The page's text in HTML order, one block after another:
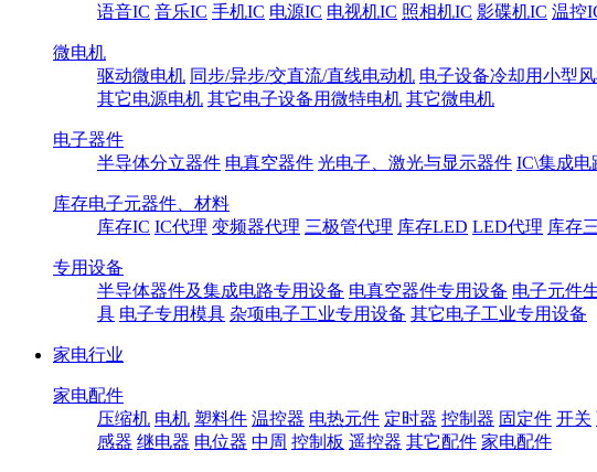
语音IC 音乐IC 手机IC 电源IC 电视机IC 照相机IC 影碟机IC 温控
微电机
驱动微电机 同步/异步/交直流/直线电动机 电子设备冷却用小型
其它电源电机 其它电子设备用微特电机 其它微电机
电子器件
半导体分立器件 电真空器件 光电子、激光与显示器件 IC\集成电
库存电子元器件、材料
库存IC IC代理 变频器代理 三极管代理 库存LED LED代理 库存
专用设备
半导体器件及集成电路专用设备 电真空器件专用设备 电子元件
具 电子专用模具 杂项电子工业专用设备 其它电子工业专用设备
家电行业
家电配件
压缩机 电机 塑料件 温控器 电热元件 定时器 控制器 固定件 开关
感器 继电器 电位器 中周 控制板 遥控器 其它配件 家电配件